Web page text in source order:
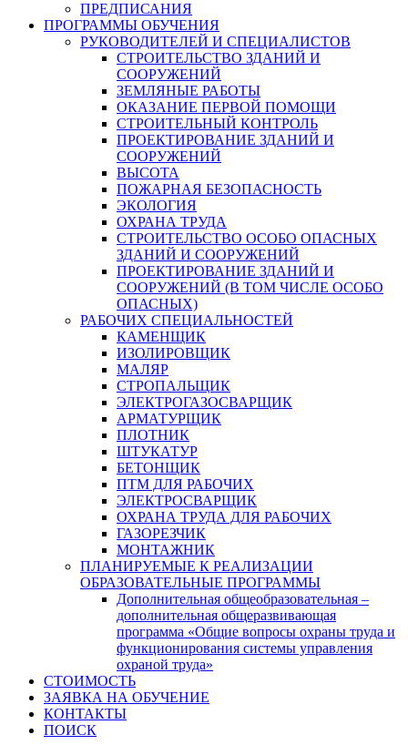
ПРЕДПИСАНИЯ
ПРОГРАММЫ ОБУЧЕНИЯ
РУКОВОДИТЕЛЕЙ И СПЕЦИАЛИСТОВ
СТРОИТЕЛЬСТВО ЗДАНИЙ И
СООРУЖЕНИЙ
ЗЕМЛЯНЫЕ РАБОТЫ
ОКАЗАНИЕ ПЕРВОЙ ПОМОЩИ
СТРОИТЕЛЬНЫЙ КОНТРОЛЬ
ПРОЕКТИРОВАНИЕ ЗДАНИЙ И
СООРУЖЕНИЙ
ВЫСОТА
ПОЖАРНАЯ БЕЗОПАСНОСТЬ
ЭКОЛОГИЯ
ОХРАНА ТРУДА
СТРОИТЕЛЬСТВО ОСОБО ОПАСНЫХ
ЗДАНИЙ И СООРУЖЕНИЙ
ПРОЕКТИРОВАНИЕ ЗДАНИЙ И
СООРУЖЕНИЙ (В ТОМ ЧИСЛЕ ОСОБО
ОПАСНЫХ)
РАБОЧИХ СПЕЦИАЛЬНОСТЕЙ
КАМЕНЩИК
ИЗОЛИРОВЩИК
МАЛЯР
СТРОПАЛЬЩИК
ЭЛЕКТРОГАЗОСВАРЩИК
АРМАТУРЩИК
ПЛОТНИК
ШТУКАТУР
БЕТОНЩИК
ПТМ ДЛЯ РАБОЧИХ
ЭЛЕКТРОСВАРЩИК
ОХРАНА ТРУДА ДЛЯ РАБОЧИХ
ГАЗОРЕЗЧИК
МОНТАЖНИК
ПЛАНИРУЕМЫЕ К РЕАЛИЗАЦИИ
ОБРАЗОВАТЕЛЬНЫЕ ПРОГРАММЫ
Дополнительная общеобразовательная –
дополнительная общеразвивающая
программа «Общие вопросы охраны труда и
функционирования системы управления
охраной труда»
СТОИМОСТЬ
ЗАЯВКА НА ОБУЧЕНИЕ
КОНТАКТЫ
ПОИСК